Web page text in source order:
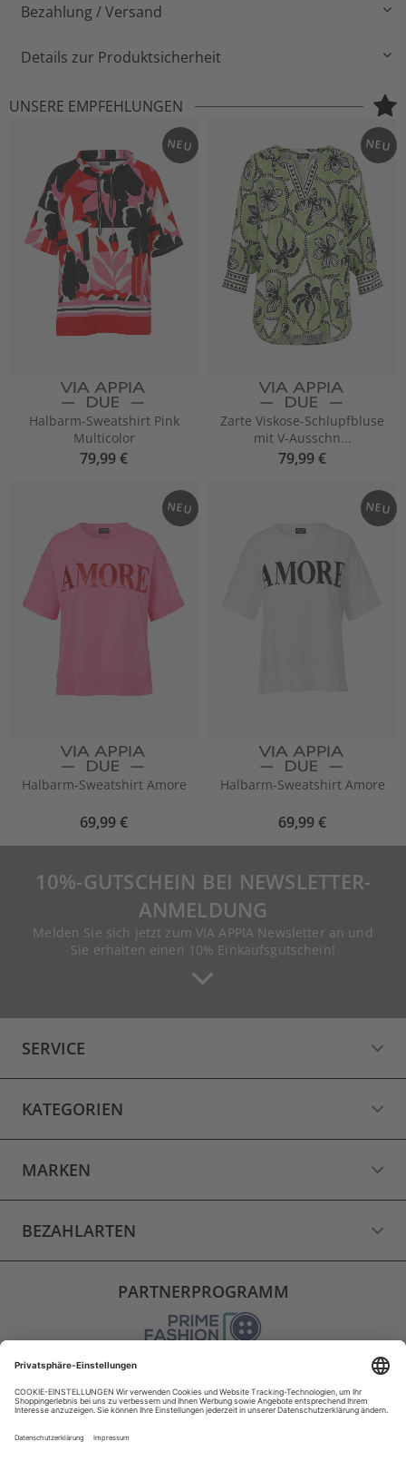
Bezahlung / Versand
Details zur Produktsicherheit
UNSERE EMPFEHLUNGEN
NEU
Halbarm-Sweatshirt Pink
Multicolor
79,99 €
NEU
Zarte Viskose-Schlupfbluse
mit V-Ausschn...
79,99 €
NEU
Halbarm-Sweatshirt Amore
69,99 €
NEU
Halbarm-Sweatshirt Amore
69,99 €
10%-GUTSCHEIN BEI NEWSLETTER-
ANMELDUNG
Melden Sie sich jetzt zum VIA APPIA Newsletter an und
Sie erhalten einen 10% Einkaufsgutschein!
SERVICE
KATEGORIEN
MARKEN
BEZAHLARTEN
PARTNERPROGRAMM
VERSAND